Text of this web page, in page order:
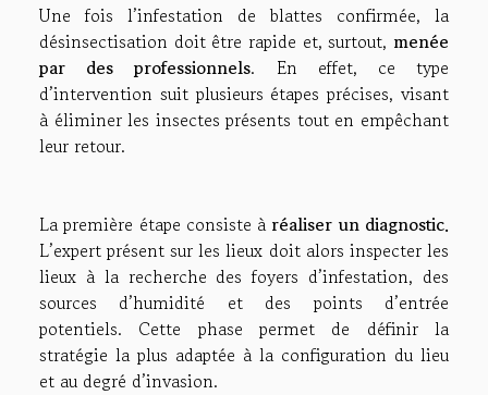
Une fois l’infestation de blattes confirmée, la
désinsectisation doit être rapide et, surtout, menée
par des professionnels. En effet, ce type
d’intervention suit plusieurs étapes précises, visant
à éliminer les insectes présents tout en empêchant
leur retour.
La première étape consiste à réaliser un diagnostic.
L’expert présent sur les lieux doit alors inspecter les
lieux à la recherche des foyers d’infestation, des
sources d’humidité et des points d’entrée
potentiels. Cette phase permet de définir la
stratégie la plus adaptée à la configuration du lieu
et au degré d’invasion.